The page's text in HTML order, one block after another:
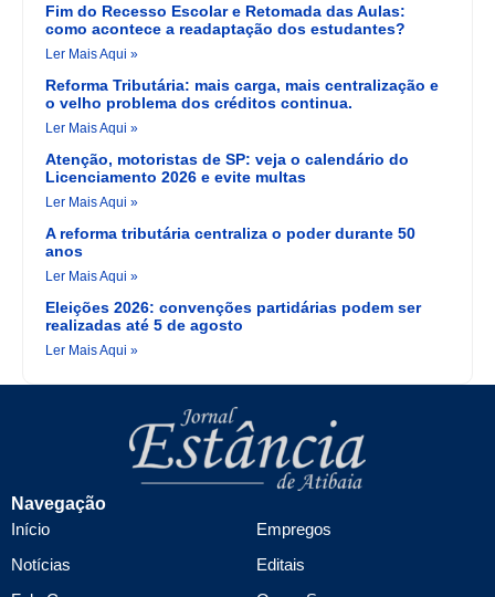
Fim do Recesso Escolar e Retomada das Aulas:
como acontece a readaptação dos estudantes?
Ler Mais Aqui »
Reforma Tributária: mais carga, mais centralização e
o velho problema dos créditos continua.
Ler Mais Aqui »
Atenção, motoristas de SP: veja o calendário do
Licenciamento 2026 e evite multas
Ler Mais Aqui »
A reforma tributária centraliza o poder durante 50
anos
Ler Mais Aqui »
Eleições 2026: convenções partidárias podem ser
realizadas até 5 de agosto
Ler Mais Aqui »
Navegação
Início
Notícias
Empregos
Editais